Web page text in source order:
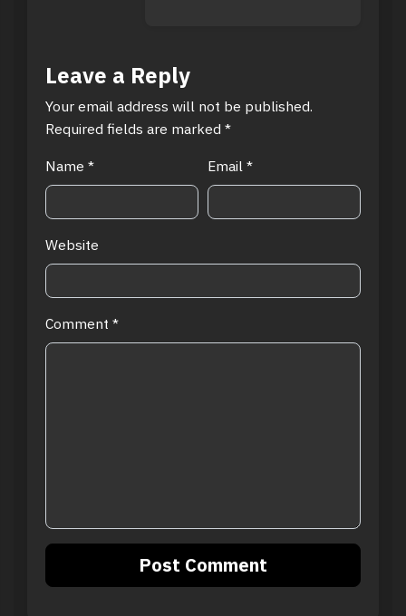
Leave a Reply
Your email address will not be published.
Required fields are marked *
Name * Email *
Website
Comment *